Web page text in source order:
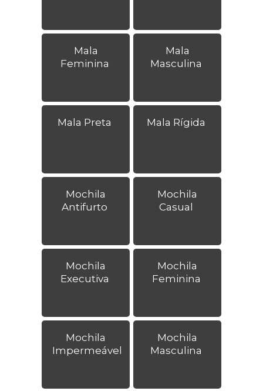
Mala
Feminina
Mala
Masculina
Mala Preta Mala Rígida
Mochila
Antifurto
Mochila
Casual
Mochila
Executiva
Mochila
Feminina
Mochila
Impermeável
Mochila
Masculina